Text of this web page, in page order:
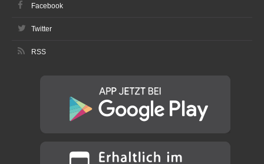
Facebook
Twitter
RSS